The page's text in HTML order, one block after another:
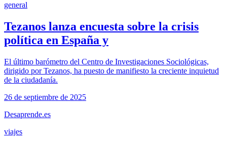
general
Tezanos lanza encuesta sobre la crisis
política en España y
El último barómetro del Centro de Investigaciones Sociológicas,
dirigido por Tezanos, ha puesto de manifiesto la creciente inquietud
de la ciudadanía.
26 de septiembre de 2025
Desaprende.es
viajes